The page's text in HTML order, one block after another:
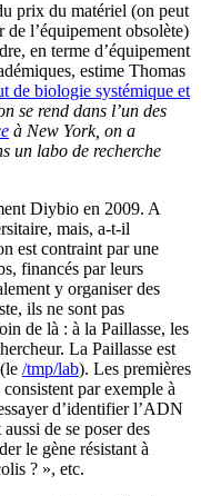
prix du matériel (on peut
l’équipement obsolète)
en terme d’équipement
estime Thomas
de biologie systémique et
se rend dans l’un des
à New York, on a
un labo de recherche
Diybio en 2009. A
mais, a-t-il
est contraint par une
financés par leurs
y organiser des
ils ne sont pas
de là : à la Paillasse, les
La Paillasse est
/tmp/lab). Les premières
par exemple à
d’identifier l’ADN
de se poser des
le gène résistant à
? », etc.